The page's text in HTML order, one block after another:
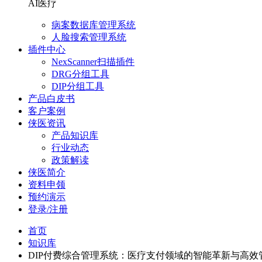
AI医疗
病案数据库管理系统
人脸搜索管理系统
插件中心
NexScanner扫描插件
DRG分组工具
DIP分组工具
产品白皮书
客户案例
侠医资讯
产品知识库
行业动态
政策解读
侠医简介
资料申领
预约演示
登录/注册
首页
知识库
DIP付费综合管理系统：医疗支付领域的智能革新与高效